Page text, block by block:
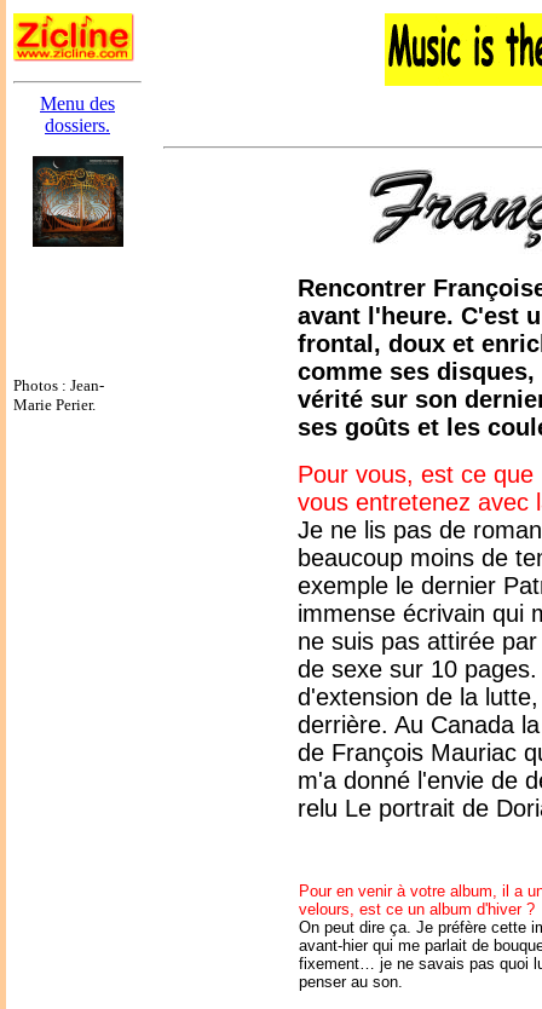
Menu des
dossiers.
Photos : Jean-
Marie Perier.
Rencontrer
avant l'heure. C'est
frontal, doux et
comme ses
vérité sur son
ses goûts et les
Pour vous, est ce
vous entretenez avec
Je ne lis pas de
beaucoup moins de
exemple le dernier
immense écrivain qui
ne suis pas attirée
de sexe sur 10
d'extension de la
derrière. Au Canada
de François Mauriac
m'a donné l'envie de
relu Le portrait de
Pour en venir à votre album, il a
velours, est ce un album d'hiver ?
On peut dire ça. Je préfère cette
avant-hier qui me parlait de
fixement… je ne savais pas quoi
penser au son.